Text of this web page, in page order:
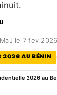
MàJ le 7 fev 2026
2026 AU BÉNIN